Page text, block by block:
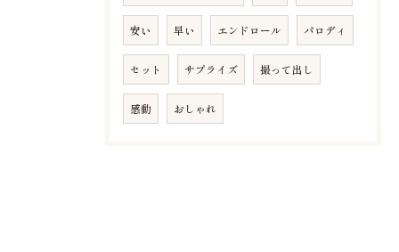
安い 早い エンドロール パロディ
セット サプライズ 撮って出し
感動 おしゃれ